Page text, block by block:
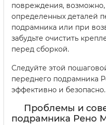
повреждения, возможно,
определенных деталей
подрамника или при
забудьте очистить
перед сборкой.
Следуйте этой
переднего подрамника
эффективно и
Проблемы и
подрамника Рено